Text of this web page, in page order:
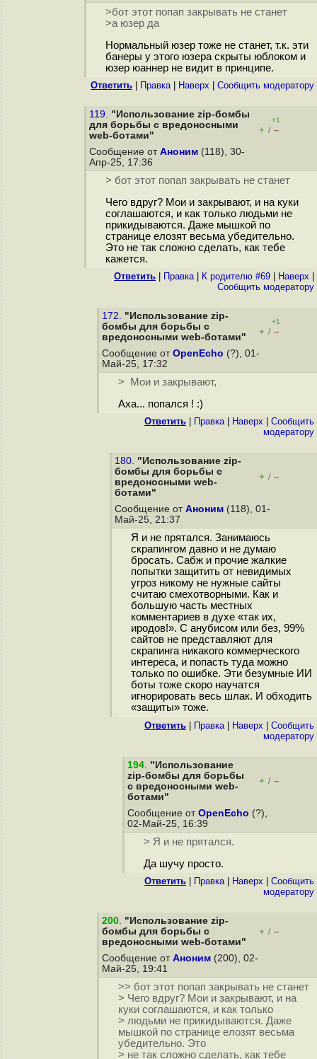
>бот этот попап закрывать не станет
>а юзер да
Нормальный юзер тоже не станет, т.к. эти
банеры у этого юзера скрыты юблоком и
юзер юаннер не видит в принципе.
Ответить Правка| Наверх Cообщить модератору
119. "Использование zip-бомбы
для борьбы с вредоносными
web-ботами"
+1
+ / –
Сообщение от Аноним (118), 30-
Апр-25, 17:36
> бот этот попап закрывать не станет
Чего вдруг? Мои и закрывают, и на куки
соглашаются, и как только людьми не
прикидываются. Даже мышкой по
странице елозят весьма убедительно.
Это не так сложно сделать, как тебе
кажется.
Ответить Правка| К родителю #69 Наверх
Cообщить модератору
172. "Использование zip-
бомбы для борьбы с
вредоносными web-ботами"
+1
+ / –
Сообщение от OpenEcho (?), 01-
Май-25, 17:32
> Мои и закрывают,
Аха... попался ! :)
Ответить Правка| Наверх
Cообщить
модератору
180. "Использование zip-
бомбы для борьбы с
вредоносными web-
ботами"
+ / –
Сообщение от Аноним (118), 01-
Май-25, 21:37
Я и не прятался. Занимаюсь
скрапингом давно и не думаю
бросать. Сабж и прочие жалкие
попытки защитить от невидимых
угроз никому не нужные сайты
считаю смехотворными. Как и
большую часть местных
комментариев в духе «так их,
иродов!». С анубисом или без, 99%
сайтов не представляют для
скрапинга никакого коммерческого
интереса, и попасть туда можно
только по ошибке. Эти безумные ИИ
боты тоже скоро научатся
игнорировать весь шлак. И обходить
«защиты» тоже.
Ответить Правка| Наверх
Cообщить
модератору
194. "Использование
zip-бомбы для борьбы
с вредоносными web-
ботами"
+ / –
Сообщение от OpenEcho (?),
02-Май-25, 16:39
> Я и не прятался.
Да шучу просто.
Ответить Правка| Наверх
Cообщить
модератору
200. "Использование zip-
бомбы для борьбы с
вредоносными web-ботами"
+ / –
Сообщение от Аноним (200), 02-
Май-25, 19:41
>> бот этот попап закрывать не станет
> Чего вдруг? Мои и закрывают, и на
куки соглашаются, и как только
> людьми не прикидываются. Даже
мышкой по странице елозят весьма
убедительно. Это
> не так сложно сделать, как тебе